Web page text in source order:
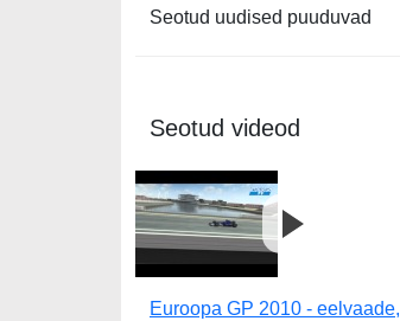
Seotud uudised puuduvad
Seotud videod
Euroopa GP 2010 - eelvaade,